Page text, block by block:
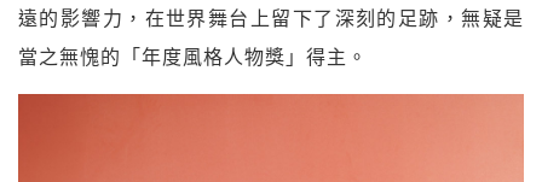
遠的影響力，在世界舞台上留下了深刻的足跡，無疑是
當之無愧的「年度風格人物獎」得主。